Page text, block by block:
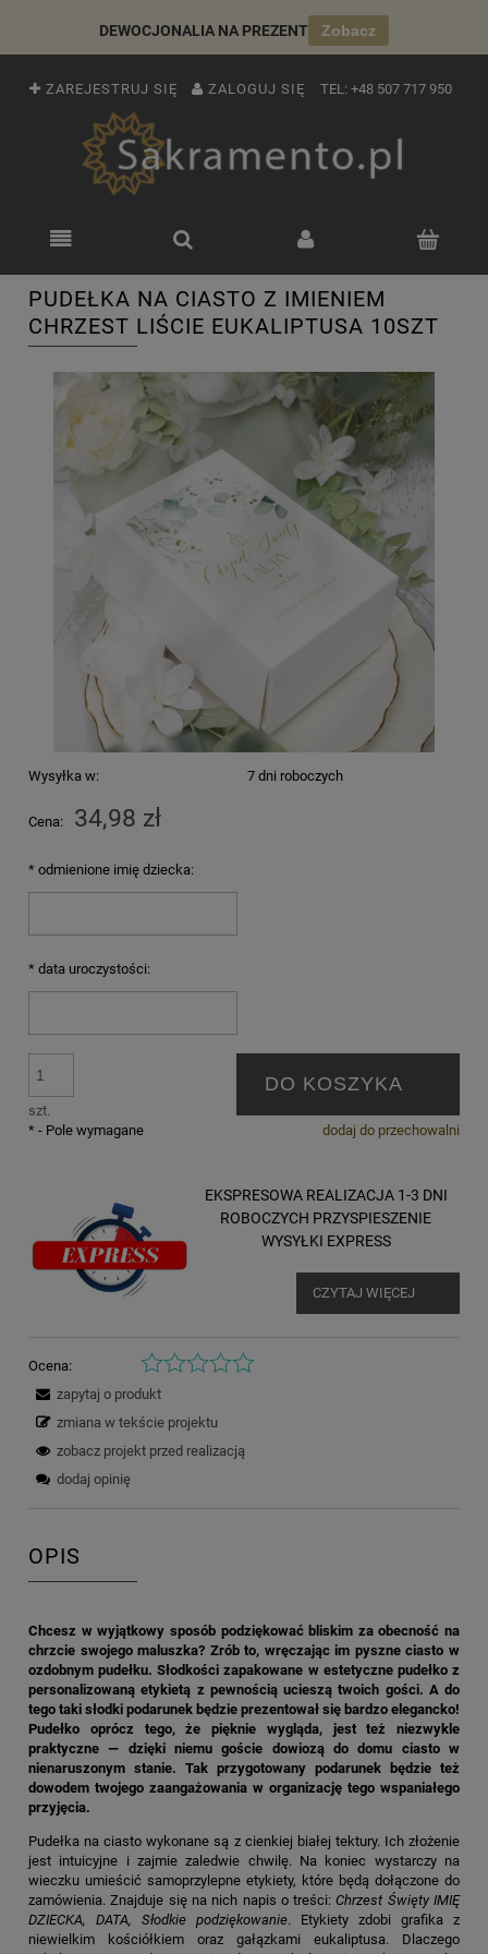
DEWOCJONALIA NA PREZENT Zobacz
ZAREJESTRUJ SIĘ ZALOGUJ SIĘ TEL: +48 507 717 950
PUDEŁKA NA CIASTO Z IMIENIEM
CHRZEST LIŚCIE EUKALIPTUSA 10SZT
Wysyłka w: 7 dni roboczych
Cena: 34,98 zł
* odmienione imię dziecka:
* data uroczystości:
szt.
DO KOSZYKA
dodaj do przechowalni
* - Pole wymagane
EKSPRESOWA REALIZACJA 1-3 DNI
ROBOCZYCH PRZYSPIESZENIE
WYSYŁKI EXPRESS
CZYTAJ WIĘCEJ
Ocena:
zapytaj o produkt
zmiana w tekście projektu
zobacz projekt przed realizacją
dodaj opinię
OPIS
Chcesz w wyjątkowy sposób podziękować bliskim za obecność na
chrzcie swojego maluszka? Zrób to, wręczając im pyszne ciasto w
ozdobnym pudełku. Słodkości zapakowane w estetyczne pudełko z
personalizowaną etykietą z pewnością ucieszą twoich gości. A do
tego taki słodki podarunek będzie prezentował się bardzo elegancko!
Pudełko oprócz tego, że pięknie wygląda, jest też niezwykle
praktyczne — dzięki niemu goście dowiozą do domu ciasto w
nienaruszonym stanie. Tak przygotowany podarunek będzie też
dowodem twojego zaangażowania w organizację tego wspaniałego
przyjęcia.
Pudełka na ciastowykonane są z cienkiej białej tektury. Ich złożenie
jest intuicyjne i zajmie zaledwie chwilę. Na koniec wystarczy na
wieczku umieścić samoprzylepne etykiety, które będą dołączone do
zamówienia. Znajduje się na nich napis o treści:Chrzest Święty IMIĘ
DZIECKA, DATA, Słodkie podziękowanie. Etykiety zdobi grafika z
niewielkim kościółkiem oraz gałązkami eukaliptusa. Dlaczego